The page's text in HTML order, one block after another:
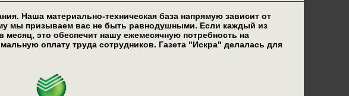
Наша материально-техническая база напрямую зависит от
мы призываем вас не быть равнодушными. Если каждый из
это обеспечит нашу ежемесячную потребность на
оплату труда сотрудников. Газета "Искра" делалась для